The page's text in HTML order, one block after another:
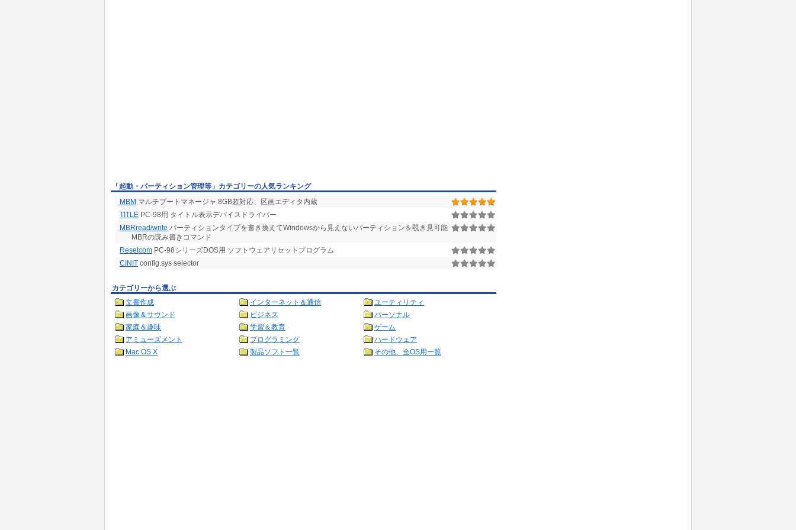
「起動・パーティション管理等」カテゴリーの人気ランキング
MBM マルチブートマネージャ 8GB超対応、区画エディタ内蔵
TITLE PC-98用 タイトル表示デバイスドライバー
MBRread/write パーティションタイプを書き換えてWindowsから見えないパーティションを覗き見可能
MBRの読み書きコマンド
Resetcom PC-98シリーズDOS用 ソフトウェアリセットプログラム
CINIT config.sys selector
カテゴリーから選ぶ
文書作成
インターネット＆通信
ユーティリティ
画像＆サウンド
ビジネス
パーソナル
家庭＆趣味
学習＆教育
ゲーム
アミューズメント
プログラミング
ハードウェア
Mac OS X
製品ソフト一覧 その他、全OS用一覧